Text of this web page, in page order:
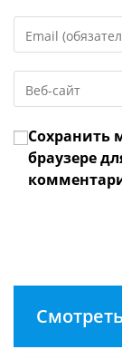
или
имя
чтобы
свой
адрес,
чтобы
URL
веб-
сайта
(необязательно)
Сохранить
браузере